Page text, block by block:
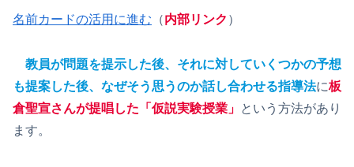
名前カードの活用に進む （内部リンク ）
教員が問題を提示した後、それに対していくつかの予想
も提案した後、なぜそう思うのか話し合わせる指導法に板
倉聖宣さんが提唱した「仮説実験授業」 という方法があり
ます。